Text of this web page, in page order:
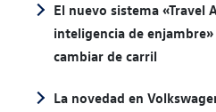
El nuevo sistema «Travel
inteligencia de
cambiar de carril
La novedad en